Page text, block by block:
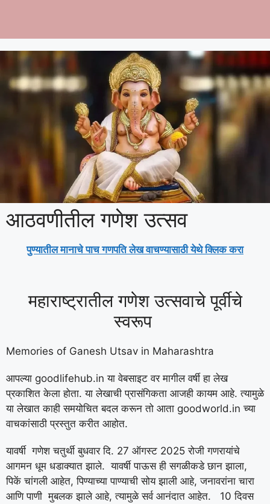
आठवणीतील गणेश उत्सव
पुण्यातील मानाचे पाच गणपति लेख वाचण्यासाठी येथे क्लिक करा
महाराष्ट्रातील गणेश उत्सवाचे पूर्वीचे
स्वरूप
Memories of Ganesh Utsav in Maharashtra
आपल्या goodlifehub.in या वेबसाइट वर मागील वर्षी हा लेख
प्रकाशित केला होता. या लेखाची प्रासंगिकता आजही कायम आहे. त्यामुळे
या लेखात काही समयोचित बदल करून तो आता goodworld.in च्या
वाचकांसाठी प्रस्तुत करीत आहोत.
यावर्षी गणेश चतुर्थी बुधवार दि. 27 ऑगस्ट 2025 रोजी गणरायांचे
आगमन धूम धडाक्यात झाले. यावर्षी पाऊस ही सगळीकडे छान झाला,
पिकें चांगली आहेत, पिण्याच्या पाण्याची सोय झाली आहे, जनावरांना चारा
आणि पाणी मुबलक झाले आहे, त्यामुळे सर्व आनंदात आहेत. 10 दिवस